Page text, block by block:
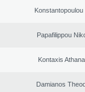
Konstantopoulou
Papafilippou
Kontaxis
Damianos